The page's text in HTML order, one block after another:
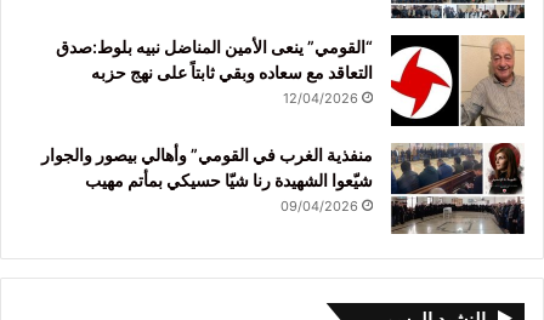
“القومي” ينعى الأمين المناضل نبيه بلوط:صدق
التعاقد مع سعاده وبقي ثابتاً على نهج حزبه
12/04/2026
منفذية الغرب في القومي” وأهالي بيصور والجوار
شيّعوا الشهيدة رنا شيّا حسيكي بمأتم مهيب
09/04/2026